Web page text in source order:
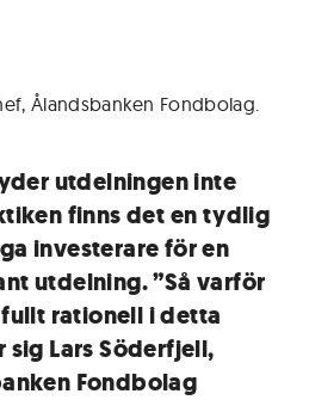
Ålandsbanken Fondbolag.
utdelningen inte
finns det en tydlig
investerare för en
utdelning. ”Så varför
rationell i detta
sig Lars Söderfjell,
Fondbolag